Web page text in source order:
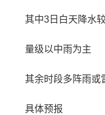
其中3日白天降水
量级以中雨为主
其余时段多阵雨或
具体预报